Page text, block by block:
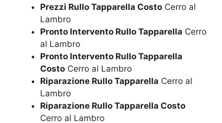
Prezzi Rullo Tapparella Costo Cerro al
Lambro
Pronto Intervento Rullo Tapparella Cerro
al Lambro
Pronto Intervento Rullo Tapparella
Costo Cerro al Lambro
Riparazione Rullo Tapparella Cerro al
Lambro
Riparazione Rullo Tapparella Costo
Cerro al Lambro